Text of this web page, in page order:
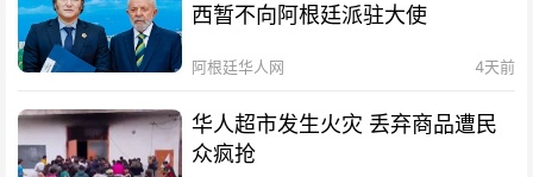
西暂不向阿根廷派驻大使
阿根廷华人网 4天前
华人超市发生火灾 丢弃商品遭民
众疯抢